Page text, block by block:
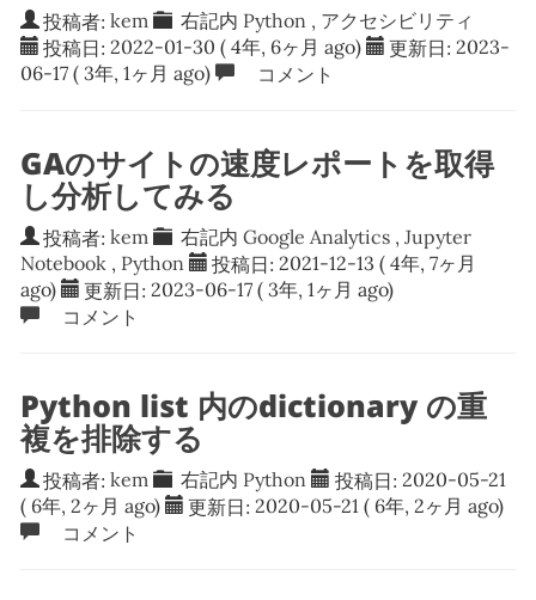
投稿者: kem 右記内 Python , アクセシビリティ
投稿日: 2022-01-30 ( 4年, 6ヶ月 ago) 更新日: 2023-
06-17 ( 3年, 1ヶ月 ago) コメント
GAのサイトの速度レポートを取得
し分析してみる
投稿者: kem 右記内Google Analytics ,Jupyter
Notebook , Python 投稿日: 2021-12-13 ( 4年, 7ヶ月
ago)
更新日: 2023-06-17 ( 3年, 1ヶ月 ago)
コメント
Python list 内のdictionary の重
複を排除する
投稿者: kem 右記内 Python 投稿日: 2020-05-21
( 6年, 2ヶ月 ago)
更新日: 2020-05-21 ( 6年, 2ヶ月 ago)
コメント